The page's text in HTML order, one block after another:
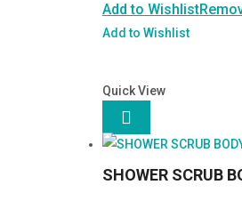
&
Εχινάκεια
Add to Wishlist
Add to Wishlist
Quick View

SHOWER SCRUB